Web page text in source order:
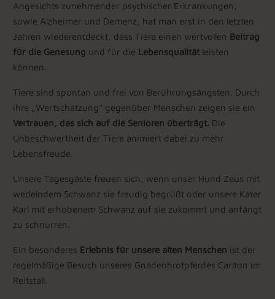
Angesichts zunehmender psychischer Erkrankungen,
sowie Alzheimer und Demenz, hat man erst in den letzten
Jahren wiederentdeckt, dass Tiere einen wertvollen Beitrag
für die Genesung und für die Lebensqualitätleisten
können.
Tiere sind spontan und frei von Berührungsängsten. Durch
ihre „Wertschätzung“ gegenüber Menschen zeigen sie ein
Vertrauen, das sich auf die Senioren überträgt. Die
Unbeschwertheit der Tiere animiert dabei zu mehr
Lebensfreude.
Unsere Tagesgäste freuen sich, wenn unser Hund Zeus mit
wedelndem Schwanz sie freudig begrüßt oder unsere Kater
Karl mit erhobenem Schwanz auf sie zukommt und anfängt
zu schnurren.
Ein besonderes Erlebnis für unsere alten Menschen ist der
regelmäßige Besuch unseres Gnadenbrotpferdes Carlton im
Reitstall.